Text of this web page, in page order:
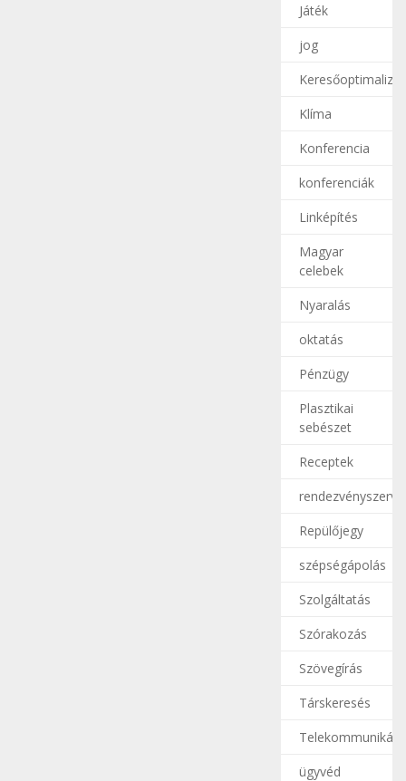
Játék
jog
Klíma
Konferencia
konferenciák
Linképítés
Magyar
celebek
Nyaralás
oktatás
Pénzügy
Plasztikai
sebészet
Receptek
Repülőjegy
szépségápolás
Szolgáltatás
Szórakozás
Szövegírás
Társkeresés
ügyvéd